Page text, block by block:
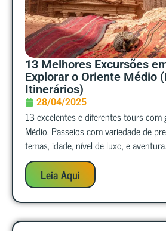
13 Melhores Excursões
Explorar o Oriente Médio
Itinerários)
28/04/2025
13 excelentes e diferentes tours com
Médio. Passeios com variedade de
temas, idade, nível de luxo, e
Leia Aqui